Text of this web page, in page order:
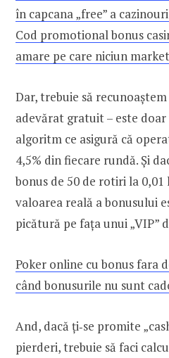
în capcana „free” a
Cod promotional bonus
amare pe care niciun
Dar, trebuie să
adevărat gratuit – este
algoritm ce asigură că
4,5% din fiecare rundă. Și
bonus de 50 de rotiri la 0,01
valoarea reală a bonusului
picătură pe fața unui „VIP”
Poker online cu bonus fara
când bonusurile nu sunt
And, dacă ți‑se promite
pierderi, trebuie să faci